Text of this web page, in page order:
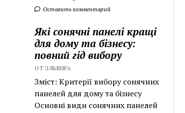
Оставить комментарий
Які сонячні панелі кращі
для дому та бізнесу:
повний гід вибору
ОТ ЭЛЬВИРА
Зміст: Критерії вибору сонячних
панелей для дому та бізнесу
Основні види сонячних панелей